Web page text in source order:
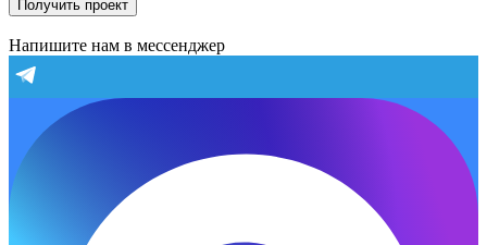
Получить проект
Напишите нам в мессенджер